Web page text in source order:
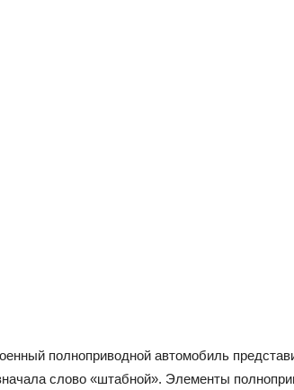
полноприводной автомобиль
слово «штабной». Элементы